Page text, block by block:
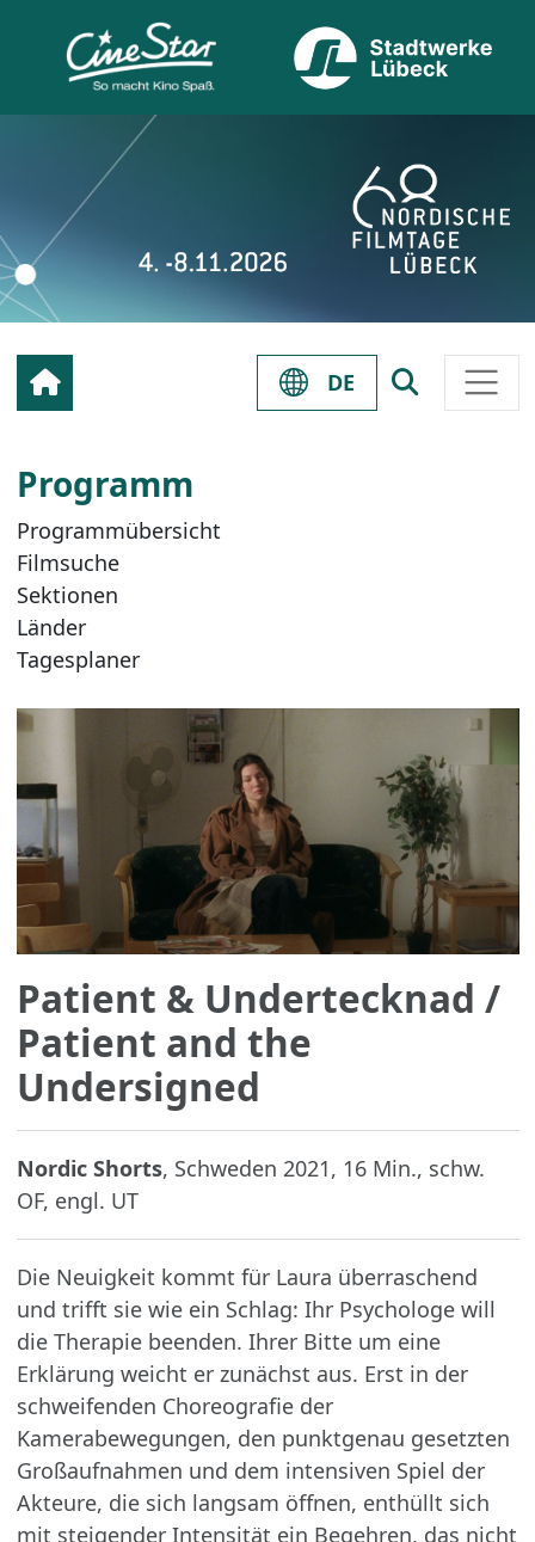
DE
Programm
Programmübersicht
Filmsuche
Sektionen
Länder
Tagesplaner
Patient & Undertecknad /
Patient and the
Undersigned
Nordic Shorts, Schweden 2021, 16 Min., schw.
OF, engl. UT
Die Neuigkeit kommt für Laura überraschend
und trifft sie wie ein Schlag: Ihr Psychologe will
die Therapie beenden. Ihrer Bitte um eine
Erklärung weicht er zunächst aus. Erst in der
schweifenden Choreografie der
Kamerabewegungen, den punktgenau gesetzten
Großaufnahmen und dem intensiven Spiel der
Akteure, die sich langsam öffnen, enthüllt sich
mit steigender Intensität ein Begehren, das nicht